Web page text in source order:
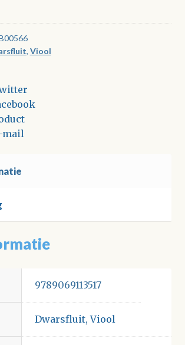
, Viool
mail
9789069113517
Dwarsfluit,Viool